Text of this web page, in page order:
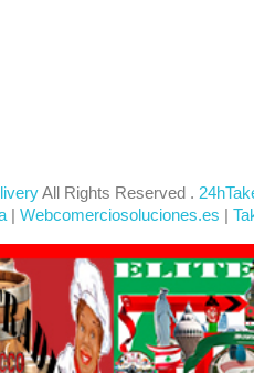
All Rights Reserved .
| Webcomerciosoluciones.es |